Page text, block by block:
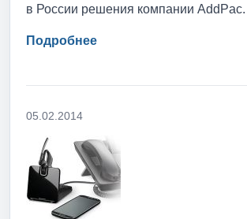
в России решения компании AddPac.
Подробнее
05.02.2014